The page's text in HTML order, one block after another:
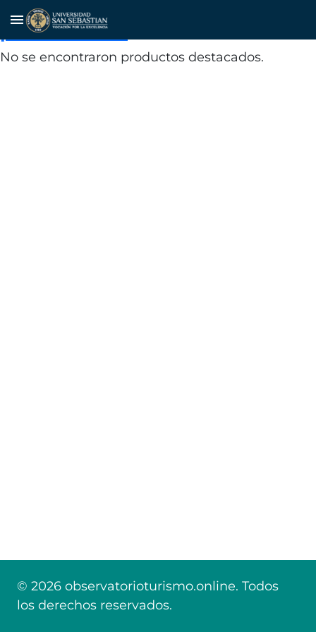
menu
Magnitud de la economía local
por habitante
No se encontraron productos destacados.
© 2026 observatorioturismo.online. Todos
los derechos reservados.